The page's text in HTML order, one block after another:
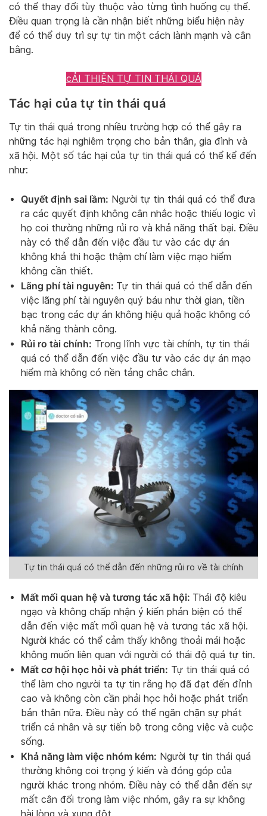
có thể thay đổi tùy thuộc vào từng tình huống cụ thể.
Điều quan trọng là cần nhận biết những biểu hiện này
để có thể duy trì sự tự tin một cách lành mạnh và cân
bằng.
cẢI THIỆN TỰ TIN THÁI QUÁ
Tác hại của tự tin thái quá
Tự tin thái quá trong nhiều trường hợp có thể gây ra
những tác hại nghiêm trọng cho bản thân, gia đình và
xã hội. Một số tác hại của tự tin thái quá có thể kể đến
như:
Quyết định sai lầm: Người tự tin thái quá có thể đưa
ra các quyết định không cân nhắc hoặc thiếu logic vì
họ coi thường những rủi ro và khả năng thất bại. Điều
này có thể dẫn đến việc đầu tư vào các dự án
không khả thi hoặc thậm chí làm việc mạo hiểm
không cần thiết.
Lãng phí tài nguyên: Tự tin thái quá có thể dẫn đến
việc lãng phí tài nguyên quý báu như thời gian, tiền
bạc trong các dự án không hiệu quả hoặc không có
khả năng thành công.
Rủi ro tài chính: Trong lĩnh vực tài chính, tự tin thái
quá có thể dẫn đến việc đầu tư vào các dự án mạo
hiểm mà không có nền tảng chắc chắn.
Tự tin thái quá có thể dẫn đến những rủi ro về tài chính
Mất mối quan hệ và tương tác xã hội: Thái độ kiêu
ngạo và không chấp nhận ý kiến phản biện có thể
dẫn đến việc mất mối quan hệ và tương tác xã hội.
Người khác có thể cảm thấy không thoải mái hoặc
không muốn liên quan với người có thái độ quá tự tin.
Mất cơ hội học hỏi và phát triển: Tự tin thái quá có
thể làm cho người ta tự tin rằng họ đã đạt đến đỉnh
cao và không còn cần phải học hỏi hoặc phát triển
bản thân nữa. Điều này có thể ngăn chặn sự phát
triển cá nhân và sự tiến bộ trong công việc và cuộc
sống.
Khả năng làm việc nhóm kém: Người tự tin thái quá
thường không coi trọng ý kiến và đóng góp của
người khác trong nhóm. Điều này có thể dẫn đến sự
mất cân đối trong làm việc nhóm, gây ra sự không